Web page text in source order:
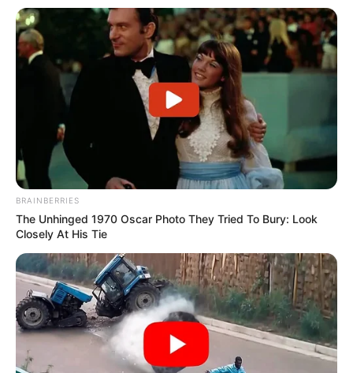
BRAINBERRIES
The Unhinged 1970 Oscar Photo They Tried To Bury: Look
Closely At His Tie